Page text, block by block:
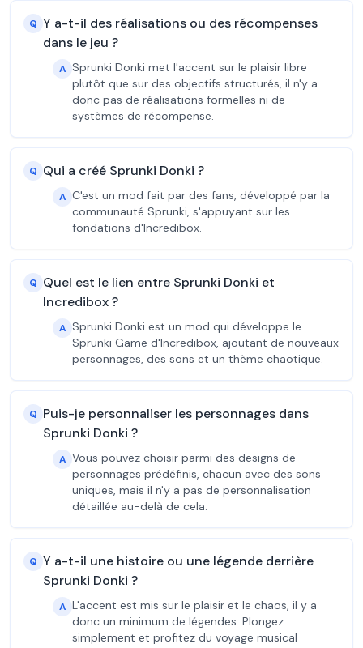
Q Y a-t-il des réalisations ou des récompenses
dans le jeu ?
A Sprunki Donki met l'accent sur le plaisir libre
plutôt que sur des objectifs structurés, il n'y a
donc pas de réalisations formelles ni de
systèmes de récompense.
Q Qui a créé Sprunki Donki ?
A C'est un mod fait par des fans, développé par la
communauté Sprunki, s'appuyant sur les
fondations d'Incredibox.
Q Quel est le lien entre Sprunki Donki et
Incredibox ?
A Sprunki Donki est un mod qui développe le
Sprunki Game d'Incredibox, ajoutant de nouveaux
personnages, des sons et un thème chaotique.
Q Puis-je personnaliser les personnages dans
Sprunki Donki ?
A Vous pouvez choisir parmi des designs de
personnages prédéfinis, chacun avec des sons
uniques, mais il n'y a pas de personnalisation
détaillée au-delà de cela.
Q Y a-t-il une histoire ou une légende derrière
Sprunki Donki ?
A L'accent est mis sur le plaisir et le chaos, il y a
donc un minimum de légendes. Plongez
simplement et profitez du voyage musical